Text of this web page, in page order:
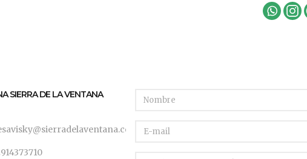
SIERRA DE LA VENTANA